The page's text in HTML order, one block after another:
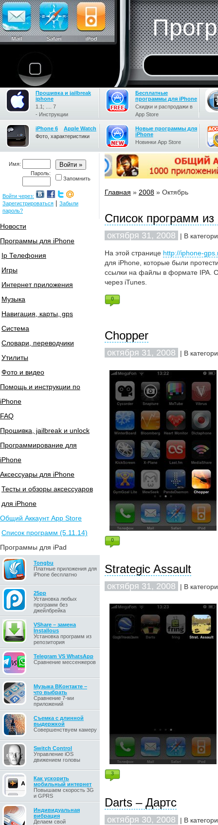
Прошивка и jailbreak
iphone
1.1; .... 7
- Инструкции
Бесплатные
программы для iPhone
Скидки и распродажи в
App Store
iPhone 6
Apple Watch
Фото, характеристики
Новые программы для
iPhone
Новинки App Store
Имя:
Пароль:
Запомнить
Войти через:
Зарегистрироваться | Забыли
пароль?
Новости
Программы для iPhone
Ip Телефония
Игры
Интернет приложения
Музыка
Навигация, карты, gps
Система
Словари, переводчики
Утилиты
Фото и видео
Помощь и инструкции по
iPhone
FAQ
Прошивка, jailbreak и unlock
Программирование для
iPhone
Аксессуары для iPhone
Тесты и обзоры аксессуаров
для iPhone
Общий Аккаунт App Store
Список программ (5.11.14)
Программы для iPad
Tongbu
Платные приложения для
iPhone бесплатно
25pp
Установка любых
программ без
джейлбрейка
VShare – замена
Installous
Установка программ из
репозитория
Telegram VS WhatsApp
Сравнение мессенжеров
Музыка ВКонтакте –
что выбрать
Сравнение 7-ми
приложений
Съемка с длинной
выдержкой
Совершенствуем камеру
Switch Control
Управление iOS
движением головы
Как ускорить
мобильный интернет
Повышаем скорость 3G
и GPRS
Индивидуальная
вибрация
Делаем свой
Главная » 2008» Октябрь
Список программ из
октября 31, 2008 | В
На этой странице http://iphone-
для iPhone, которые были
ссылки на файлы в формате IPA.
через iTunes.
0
Chopper
октября 31, 2008 | В
0
Strategic Assault
октября 31, 2008 | В
3
Darts – Дартс
октября 30, 2008 | В